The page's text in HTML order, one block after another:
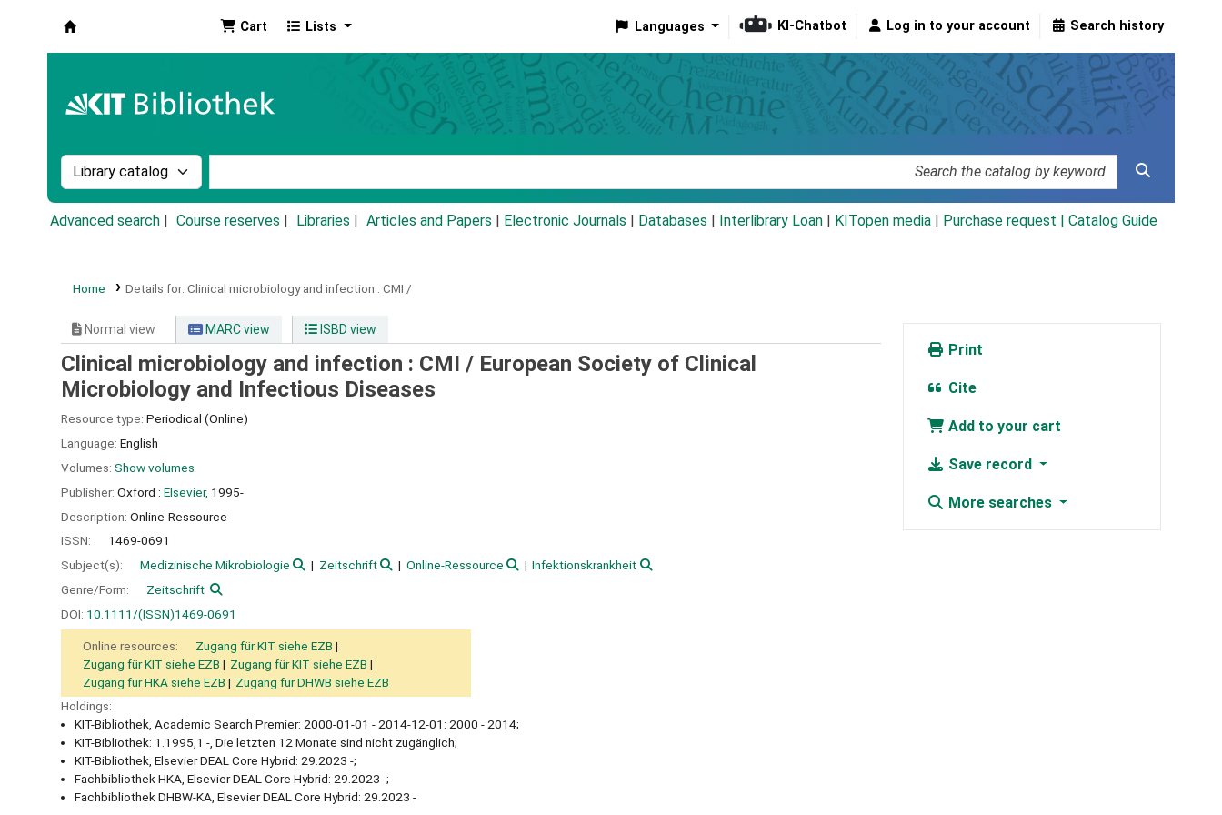
Cart Lists Languages KI-Chatbot Log in to your account Search history
Search the catalog by:
Advanced search Course reserves Libraries Articles and Papers Electronic Journals Databases Interlibrary Loan KITopen media Purchase request | Catalog Guide
Home Details for: Clinical microbiology and infection : CMI /
Normal view MARC view ISBD view
Clinical microbiology and infection : CMI / European Society of Clinical
Microbiology and Infectious Diseases
Resource type: Periodical (Online)
Language: English
Volumes: Show volumes
Publisher: Oxford : Elsevier, 1995-
Description: Online-Ressource
ISSN:
1469-0691
Subject(s):
Medizinische Mikrobiologie Zeitschrift Online-Ressource
Infektionskrankheit
Genre/Form:
Zeitschrift
DOI: 10.1111/(ISSN)1469-0691
Online resources:
Zugang für KIT siehe EZB
Zugang für KIT siehe EZB
Zugang für KIT siehe EZB
Zugang für HKA siehe EZB
Zugang für DHWB siehe EZB
Holdings:
KIT-Bibliothek, Academic Search Premier: 2000-01-01 - 2014-12-01: 2000 - 2014;
KIT-Bibliothek: 1.1995,1 -, Die letzten 12 Monate sind nicht zugänglich;
KIT-Bibliothek, Elsevier DEAL Core Hybrid: 29.2023 -;
Fachbibliothek HKA, Elsevier DEAL Core Hybrid: 29.2023 -;
Fachbibliothek DHBW-KA, Elsevier DEAL Core Hybrid: 29.2023 -
Print
Cite
Add to your cart
Save record
More searches